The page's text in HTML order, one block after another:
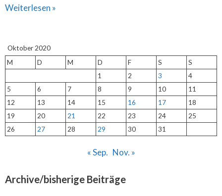
Weiterlesen »
Oktober 2020
M
D M D F S
S
1
2 3
4
5
6 7 8 9 10
11
12
13 14 15 16 17
18
19
20 21 22 23 24
25
26
27 28 29 30 31
« Sep. Nov. »
Archive/bisherige Beiträge